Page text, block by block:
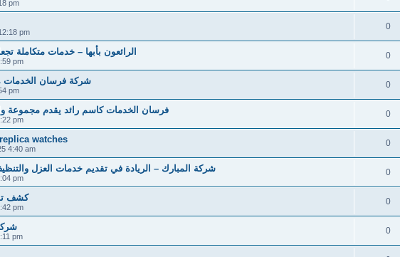
pm
pm
0
الرائعون بأبها – خدمات متكاملة
pm
0
شركة فرسان الخدمات
pm
0
فرسان الخدمات كاسم رائد يقدم مجموعة
pm
0
watches
4:40 am
0
شركة المبارك – الريادة في تقديم خدمات العزل
pm
0
كشف
pm
0
pm
0